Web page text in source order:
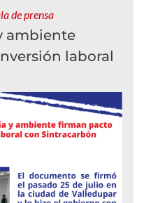
de prensa
ambiente
laboral